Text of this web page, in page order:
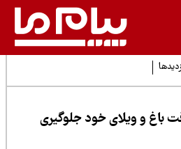
و ویلای خود جلوگیری